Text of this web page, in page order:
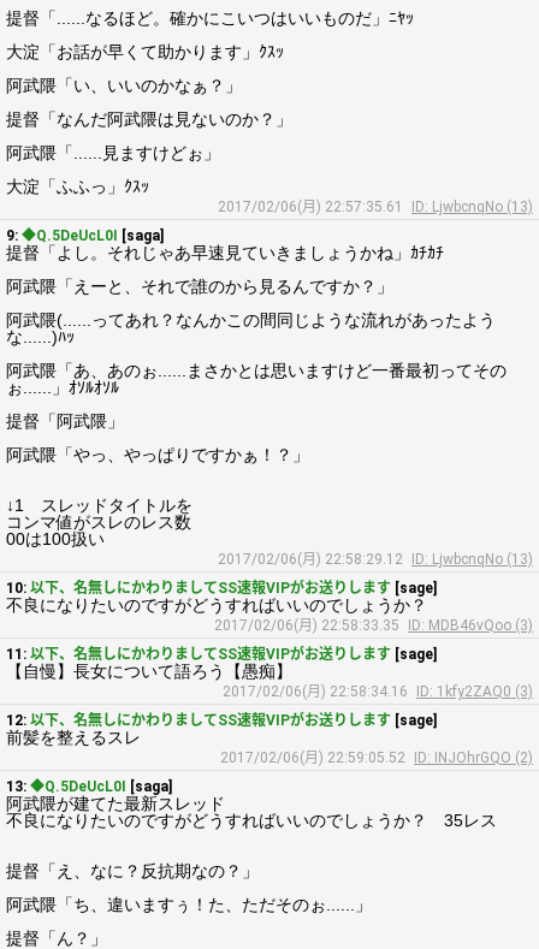
提督「......なるほど。確かにこいつはいいものだ」ﾆﾔｯ
大淀「お話が早くて助かります」ｸｽｯ
阿武隈「い、いいのかなぁ？」
提督「なんだ阿武隈は見ないのか？」
阿武隈「......見ますけどぉ」
大淀「ふふっ」ｸｽｯ
2017/02/06(月) 22:57:35.61
ID: LjwbcnqNo (13)
9: ◆Q.5DeUcL0I [saga]
提督「よし。それじゃあ早速見ていきましょうかね」ｶﾁｶﾁ
阿武隈「えーと、それで誰のから見るんですか？」
阿武隈(......ってあれ？なんかこの間同じような流れがあったよう
な......)ﾊｯ
阿武隈「あ、あのぉ......まさかとは思いますけど一番最初ってその
ぉ......」ｵｿﾙｵｿﾙ
提督「阿武隈」
阿武隈「やっ、やっぱりですかぁ！？」
↓1 スレッドタイトルを
コンマ値がスレのレス数
00は100扱い
2017/02/06(月) 22:58:29.12
ID: LjwbcnqNo (13)
10: 以下、名無しにかわりましてSS速報VIPがお送りします [sage]
不良になりたいのですがどうすればいいのでしょうか？
2017/02/06(月) 22:58:33.35
ID: MDB46vQoo (3)
11: 以下、名無しにかわりましてSS速報VIPがお送りします [sage]
【自慢】長女について語ろう【愚痴】
2017/02/06(月) 22:58:34.16
ID: 1kfy2ZAQ0 (3)
12: 以下、名無しにかわりましてSS速報VIPがお送りします [sage]
前髪を整えるスレ
2017/02/06(月) 22:59:05.52
ID: INJOhrGQO (2)
13: ◆Q.5DeUcL0I [saga]
阿武隈が建てた最新スレッド
不良になりたいのですがどうすればいいのでしょうか？ 35レス
提督「え、なに？反抗期なの？」
阿武隈「ち、違いますぅ！た、ただそのぉ......」
提督「ん？」